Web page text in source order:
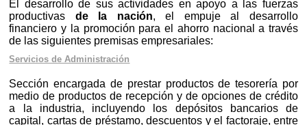
El desarrollo de sus actividades en apoyo a las fuerzas
productivas de la nación, el empuje al desarrollo
financiero y la promoción para el ahorro nacional a través
de las siguientes premisas empresariales:
Servicios de Administración
Sección encargada de prestar productos de tesorería por
medio de productos de recepción y de opciones de crédito
a la industria, incluyendo los depósitos bancarios de
capital, cartas de préstamo, descuentos y el factoraje, entre